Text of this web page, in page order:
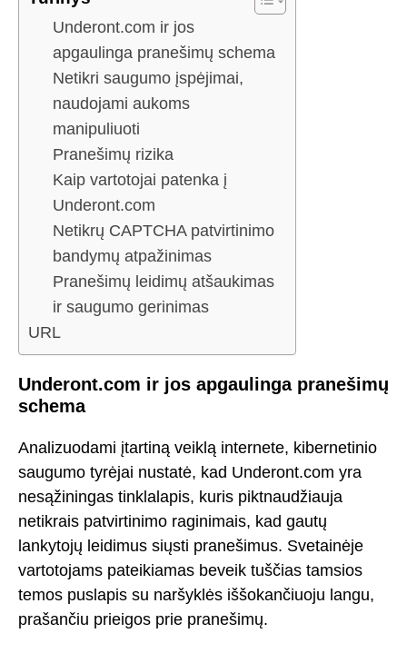
Underont.com ir jos
apgaulinga pranešimų schema
Netikri saugumo įspėjimai,
naudojami aukoms
manipuliuoti
Pranešimų rizika
Kaip vartotojai patenka į
Underont.com
Netikrų CAPTCHA patvirtinimo
bandymų atpažinimas
Pranešimų leidimų atšaukimas
ir saugumo gerinimas
URL
Underont.com ir jos apgaulinga pranešimų
schema
Analizuodami įtartiną veiklą internete, kibernetinio
saugumo tyrėjai nustatė, kad Underont.com yra
nesąžiningas tinklalapis, kuris piktnaudžiauja
netikrais patvirtinimo raginimais, kad gautų
lankytojų leidimus siųsti pranešimus. Svetainėje
vartotojams pateikiamas beveik tuščias tamsios
temos puslapis su naršyklės iššokančiuoju langu,
prašančiu prieigos prie pranešimų.